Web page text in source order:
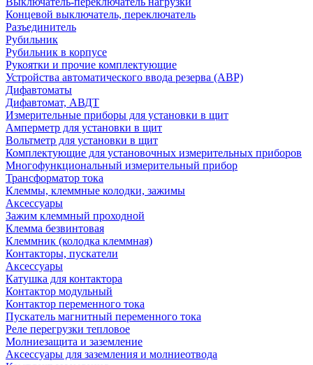
Концевой выключатель, переключатель
Разъединитель
Рубильник
Рубильник в корпусе
Рукоятки и прочие комплектующие
Устройства автоматического ввода резерва (АВР)
Дифавтоматы
Дифавтомат, АВДТ
Измерительные приборы для установки в щит
Амперметр для установки в щит
Вольтметр для установки в щит
Комплектующие для установочных измерительных приборов
Многофункциональный измерительный прибор
Трансформатор тока
Клеммы, клеммные колодки, зажимы
Аксессуары
Зажим клеммный проходной
Клемма безвинтовая
Клеммник (колодка клеммная)
Контакторы, пускатели
Аксессуары
Катушка для контактора
Контактор модульный
Контактор переменного тока
Пускатель магнитный переменного тока
Реле перегрузки тепловое
Молниезащита и заземление
Аксессуары для заземления и молниеотвода